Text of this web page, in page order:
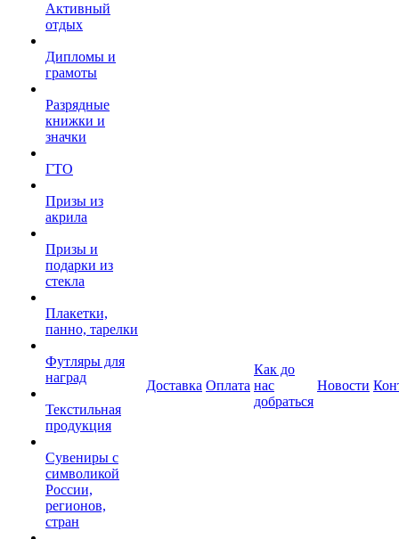
Активный
отдых
Дипломы и
грамоты
Разрядные
книжки и
значки
ГТО
Призы из
акрила
Призы и
подарки из
стекла
Плакетки,
панно, тарелки
Футляры для
наград
Текстильная
продукция
Сувениры с
символикой
России,
регионов,
стран
Доставка Оплата
Как до
нас
добраться
Новости